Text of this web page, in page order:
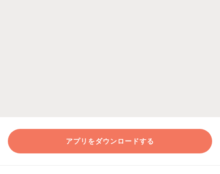
アプリをダウンロードする